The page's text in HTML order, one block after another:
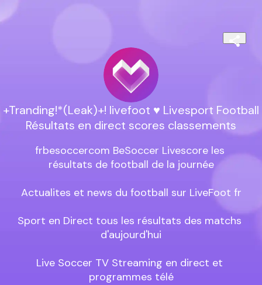
+Tranding!*(Leak)+! livefoot ♥️ Livesport Football
Résultats en direct scores classements
frbesoccercom BeSoccer Livescore les
résultats de football de la journée
Actualites et news du football sur LiveFoot fr
Sport en Direct tous les résultats des matchs
d'aujourd'hui
Live Soccer TV Streaming en direct et
programmes télé